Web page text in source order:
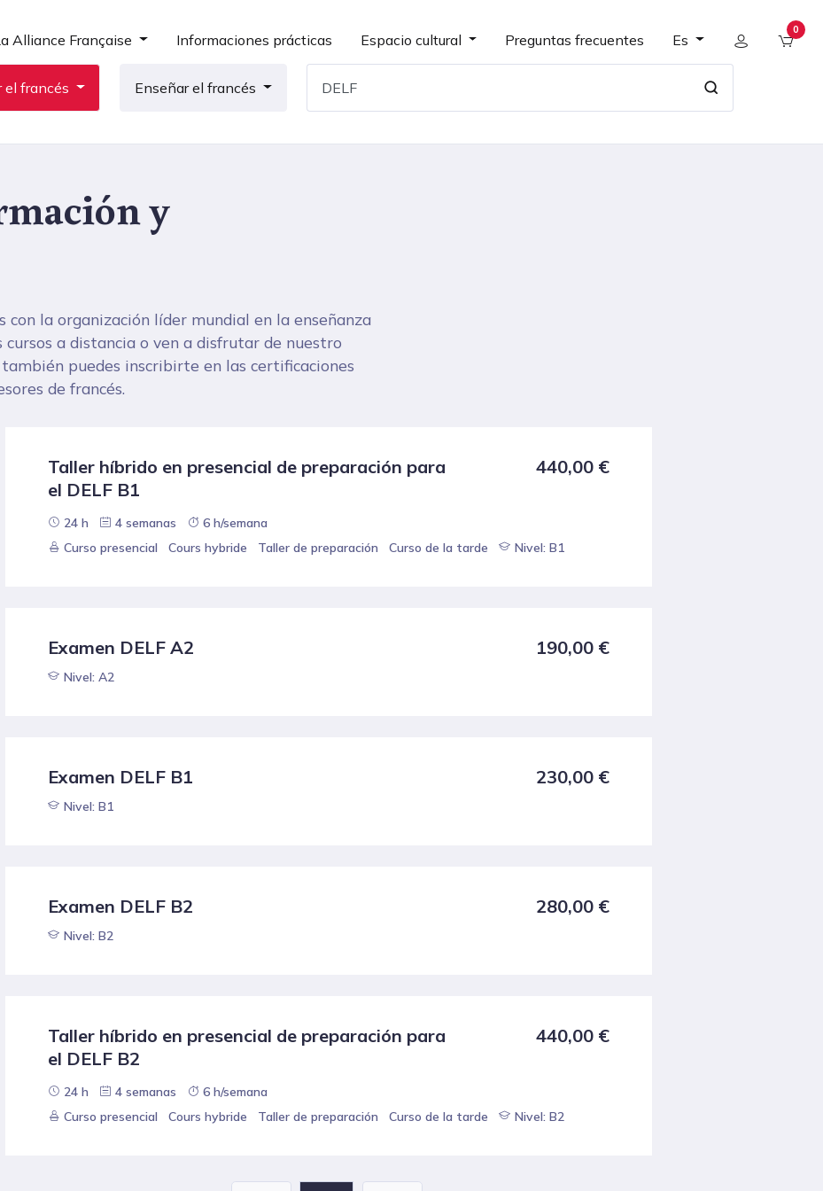
Alliance Française Informaciones prácticas Espacio cultural Preguntas frecuentes Es
0
el francés Enseñar el francés
y
con la organización líder mundial en la enseñanza
a distancia o ven a disfrutar de nuestro
puedes inscribirte en las certificaciones
de francés.
Taller híbrido en presencial de preparación para
el DELF B1
440,00 €
24 h 4 semanas
6 h/semana
Curso presencial
Cours hybride Taller de preparación Curso de la tarde Nivel: B1
Examen DELF A2 190,00 €
Nivel: A2
Examen DELF B1 230,00 €
Nivel: B1
Examen DELF B2 280,00 €
Nivel: B2
Taller híbrido en presencial de preparación para
el DELF B2
440,00 €
24 h 4 semanas
6 h/semana
Curso presencial
Cours hybride Taller de preparación Curso de la tarde Nivel: B2